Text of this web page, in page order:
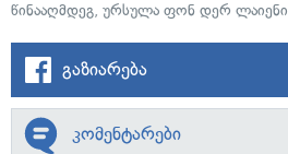
წინააღმდეგ, ურსულა ფონ დერ ლაიენი
გაზიარება
კომენტარები